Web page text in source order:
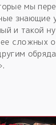
мы
знающие
и такой
сложных